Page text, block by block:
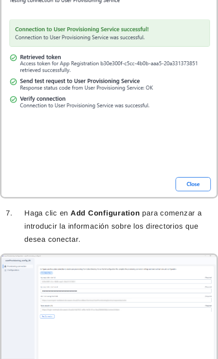
Haga clic en Add Configuration para comenzar a
introducir la información sobre los directorios que
desea conectar.